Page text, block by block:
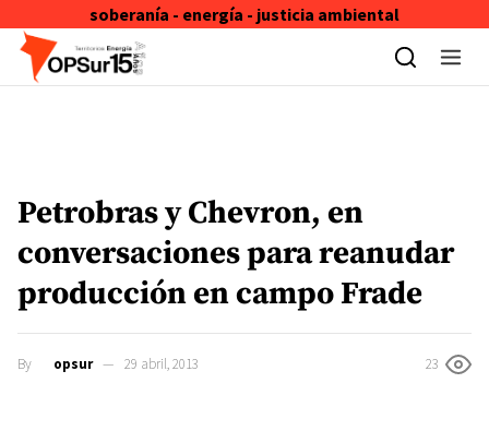
soberanía - energía - justicia ambiental
Skip to content
Petrobras y Chevron, en
conversaciones para reanudar
producción en campo Frade
By opsur 29 abril, 2013 23